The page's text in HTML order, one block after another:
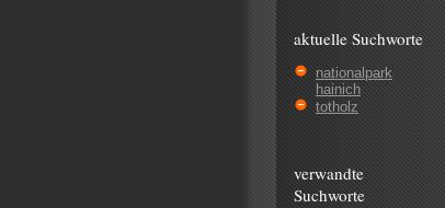
aktuelle Suchworte
nationalpark
hainich
totholz
verwandte
Suchworte